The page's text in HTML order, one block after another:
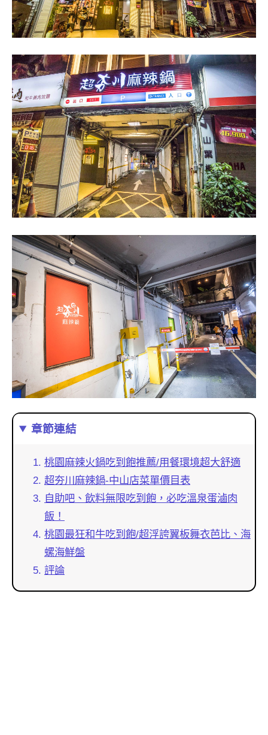
章節連結
桃園麻辣火鍋吃到飽推薦/用餐環境超大舒適
超夯川麻辣鍋-中山店菜單價目表
自助吧、飲料無限吃到飽，必吃溫泉蛋滷肉
飯！
桃園最狂和牛吃到飽/超浮誇翼板舞衣芭比、海
螺海鮮盤
評論